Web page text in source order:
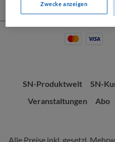
Service-Hotline
SN-Produktwelt SN-
Veranstaltungen
Abo
Alle Preise inkl. gesetzl.
Zwecke anzeigen